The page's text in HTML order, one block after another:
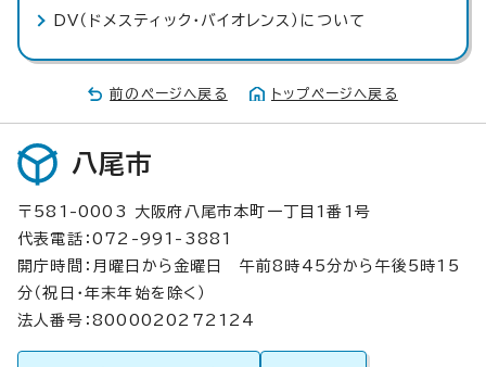
DV（ドメスティック・バイオレンス）について
前のページへ戻る トップページへ戻る
八尾市
〒581-0003 大阪府八尾市本町一丁目1番1号
代表電話：072-991-3881
開庁時間：月曜日から金曜日 午前8時45分から午後5時15
分（祝日・年末年始を除く）
法人番号：8000020272124